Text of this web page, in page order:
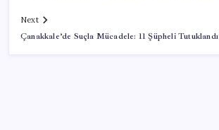
Next
Çanakkale’de Suçla Mücadele: 11 Şüpheli Tutuklandı